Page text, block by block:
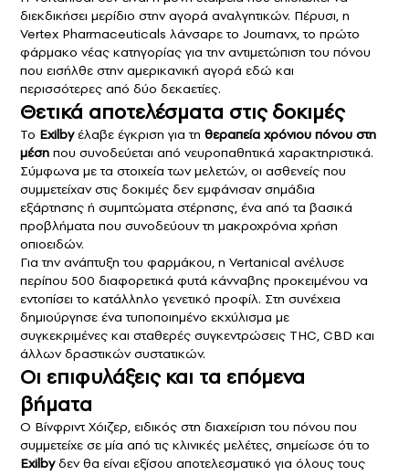
διεκδικήσει μερίδιο στην αγορά αναλγητικών. Πέρυσι, η
Vertex Pharmaceuticals λάνσαρε το Journavx, το πρώτο
φάρμακο νέας κατηγορίας για την αντιμετώπιση του πόνου
που εισήλθε στην αμερικανική αγορά εδώ και
περισσότερες από δύο δεκαετίες.
Θετικά αποτελέσματα στις δοκιμές
Το Exilbyέλαβε έγκριση για τη θεραπεία χρόνιου πόνου στη
μέση που συνοδεύεται από νευροπαθητικά χαρακτηριστικά.
Σύμφωνα με τα στοιχεία των μελετών, οι ασθενείς που
συμμετείχαν στις δοκιμές δεν εμφάνισαν σημάδια
εξάρτησης ή συμπτώματα στέρησης, ένα από τα βασικά
προβλήματα που συνοδεύουν τη μακροχρόνια χρήση
οπιοειδών.
Για την ανάπτυξη του φαρμάκου, η Vertanical ανέλυσε
περίπου 500 διαφορετικά φυτά κάνναβης προκειμένου να
εντοπίσει το κατάλληλο γενετικό προφίλ. Στη συνέχεια
δημιούργησε ένα τυποποιημένο εκχύλισμα με
συγκεκριμένες και σταθερές συγκεντρώσεις THC, CBD και
άλλων δραστικών συστατικών.
Οι επιφυλάξεις και τα επόμενα
βήματα
Ο Βίνφριντ Χόιζερ, ειδικός στη διαχείριση του πόνου που
συμμετείχε σε μία από τις κλινικές μελέτες, σημείωσε ότι το
Exilbyδεν θα είναι εξίσου αποτελεσματικό για όλους τους